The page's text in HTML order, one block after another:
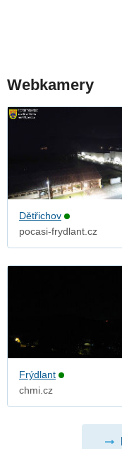
Webkamery
Dětřichov
pocasi-frydlant.cz
Frýdlant
chmi.cz